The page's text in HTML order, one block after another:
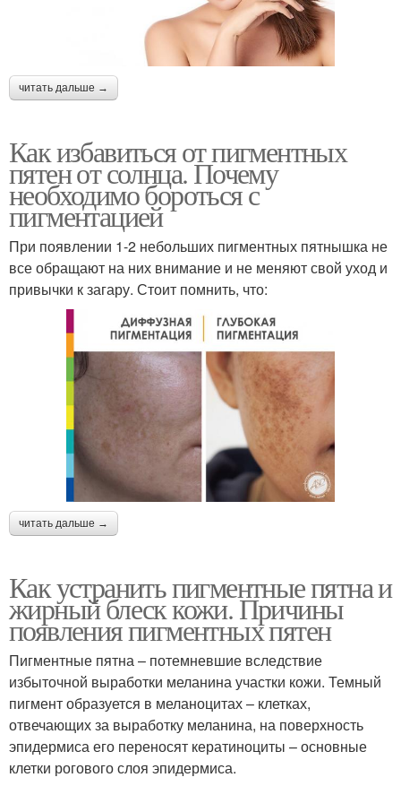
читать дальше →
Как избавиться от пигментных
пятен от солнца. Почему
необходимо бороться с
пигментацией
При появлении 1-2 небольших пигментных пятнышка не
все обращают на них внимание и не меняют свой уход и
привычки к загару. Стоит помнить, что:
читать дальше →
Как устранить пигментные пятна и
жирный блеск кожи. Причины
появления пигментных пятен
Пигментные пятна – потемневшие вследствие
избыточной выработки меланина участки кожи. Темный
пигмент образуется в меланоцитах – клетках,
отвечающих за выработку меланина, на поверхность
эпидермиса его переносят кератиноциты – основные
клетки рогового слоя эпидермиса.